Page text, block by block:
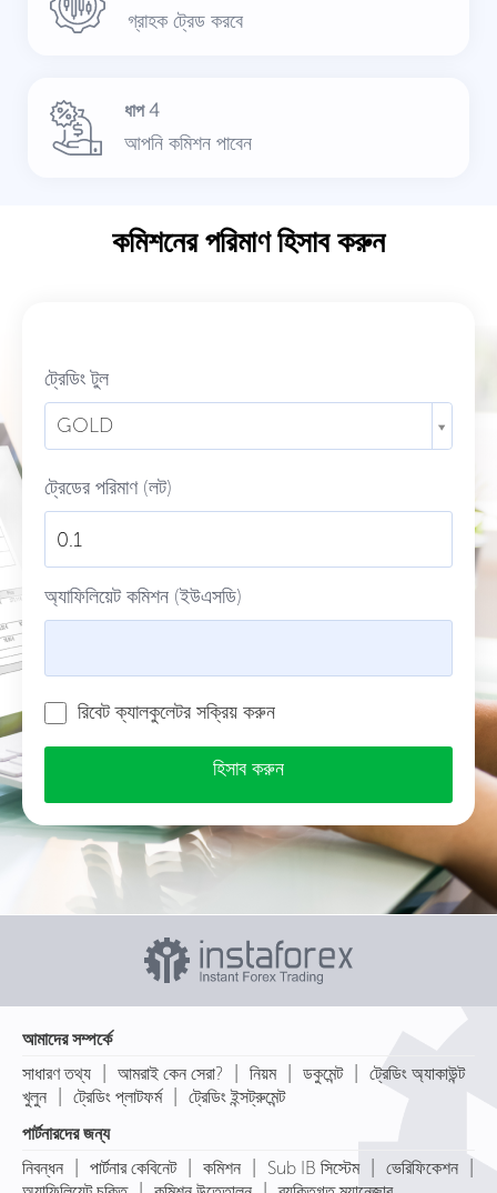
গ্রাহক ট্রেড করবে
ধাপ 4
আপনি কমিশন পাবেন
কমিশনের পরিমাণ হিসাব করুন
ট্রেডিং টুল
GOLD
ট্রেডের পরিমাণ (লট)
অ্যাফিলিয়েট কমিশন (ইউএসডি)
রিবেট ক্যালকুলেটর সক্রিয় করুন
হিসাব করুন
আমাদের সম্পর্কে
সাধারণ তথ্য
আমরাই কেন সেরা? নিয়ম ডকুমেন্ট
ট্রেডিং অ্যাকাউন্ট
খুলুন
ট্রেডিং প্লাটফর্ম
ট্রেডিং ইন্সট্রুমেন্ট
পার্টনারদের জন্য
নিবন্ধন
পার্টনার কেবিনেট কমিশন Sub IB সিস্টেম ভেরিফিকেশন